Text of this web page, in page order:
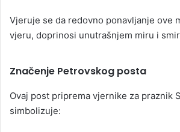
Vjeruje se da redovno ponavljanje ove
vjeru, doprinosi unutrašnjem miru i
Značenje Petrovskog posta
Ovaj post priprema vjernike za praznik
simbolizuje: